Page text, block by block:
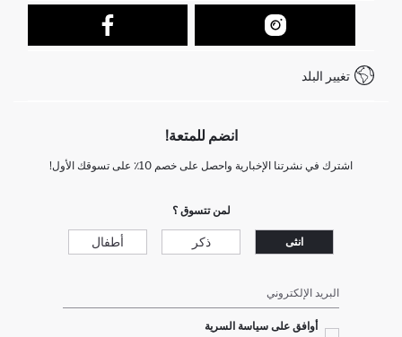
تتبع الشحنة
كيف يمكنك التسوق في ديفاكتو ؟
كيف تدفع في ديفاكتو؟
نموذج الاتصال
+212 525 076 633 خدمة العملاءتغيير البلد
انضم للمتعة!
اشترك في نشرتنا الإخبارية واحصل على خصم 10٪ على تسوقك الأول!
لمن تتسوق ؟
انثى ذكر أطفال
البريد الإلكتروني
أوافق على سياسة السرية